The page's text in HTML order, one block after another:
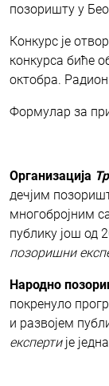
позоришту у
Конкурс је
конкурса биће
октобра.
Формулар за
Организација
дечјим
многобројним
публику још од
позоришни
Народно
покренуло
и развојем
експертије